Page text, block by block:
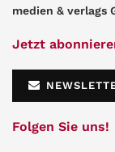
medien & verlags
Jetzt
Folgen Sie uns!